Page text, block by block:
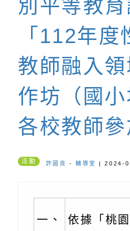
坊」、「
徵件活動
服務資源
檢送桃園
字稿及
函轉有關
（CRPD
約專要文
檢送行政
月份公共
訊
轉知教育
辦理「
緒學習知
檢送桃園
字稿及
函轉有關
6月交通
有關「
【打噴嚏
檢送桃園
別平等教
「112年
教師融入
作坊（國
各校教師參
活動 許國良 -輔導室 | 2024-
一、 依據「桃